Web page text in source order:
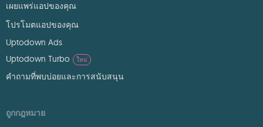
เผยแพร่แอปของคุณ
โปรโมตแอปของคุณ
Uptodown Ads
Uptodown Turbo
ใหม่
คำถามที่พบบ่อยและการสนับสนุน
ถูกกฎหมาย